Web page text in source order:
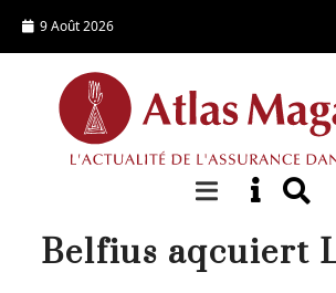
9 Août 2026
ACTUALITÉ
Belfius aqcuiert